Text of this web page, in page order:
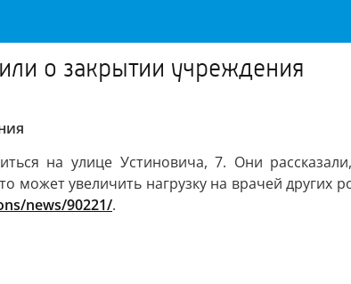
о закрытии учреждения
на улице Устиновича, 7. Они
увеличить нагрузку на врачей других
news/90221/.